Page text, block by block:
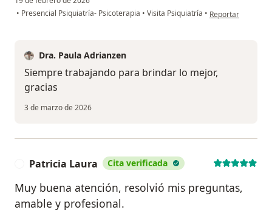
• Presencial Psiquiatría- Psicoterapia • Visita Psiquiatría • en opinión del
Reportar
Dra. Paula Adrianzen
Siempre trabajando para brindar lo mejor,
gracias
3 de marzo de 2026
Patricia Laura Cita verificada
Muy buena atención, resolvió mis preguntas,
amable y profesional.